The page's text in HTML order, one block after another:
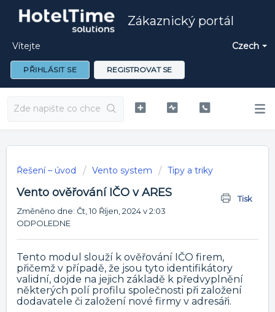
Zákaznický portál
Czech
Vítejte
PŘIHLÁSIT SE REGISTROVAT SE
Řešení – úvod Vento system Tipy a triky
Vento ověřování IČO v ARES
Tisk
Změněno dne: Čt, 10 Říjen, 2024 v 2:03
ODPOLEDNE
Tento modul slouží k ověřování IČO firem,
přičemž v případě, že jsou tyto identifikátory
validní, dojde na jejich základě k předvyplnění
některých polí profilu společnosti při založení
dodavatele či založení nové firmy v adresáři.